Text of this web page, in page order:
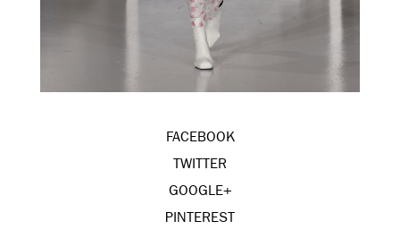
FACEBOOK
TWITTER
GOOGLE+
PINTEREST